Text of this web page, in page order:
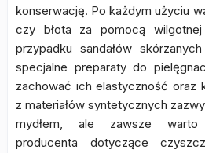
konserwację. Po każdym użyciu
czy błota za pomocą
przypadku sandałów
specjalne preparaty do
zachować ich elastyczność oraz
z materiałów syntetycznych
mydłem, ale zawsze warto
producenta dotyczące